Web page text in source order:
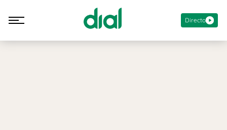
Directo